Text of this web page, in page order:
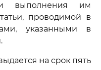
выполнения им
проводимой в
указанными в
на срок пять